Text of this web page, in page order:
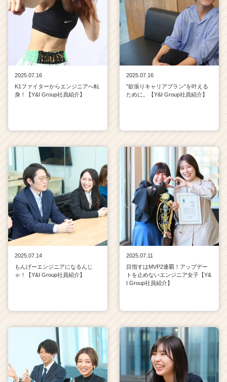
2025.07.16
K1ファイターからエンジニアへ転
身！【Y&I Group社員紹介】
2025.07.16
”欲張りキャリアプラン”を叶える
ために。【Y&I Group社員紹介】
2025.07.14
もんげーエンジニアになるんじ
ゃ！【Y&I Group社員紹介】
2025.07.11
目指すはMVP2連覇！アップデー
トを止めないエンジニア女子【Y&
I Group社員紹介】